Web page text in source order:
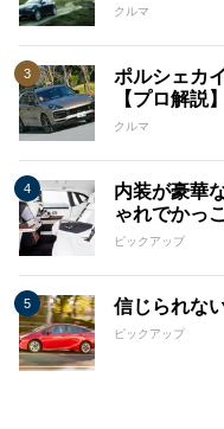
クルマ
ポルシェカ
【プロ解説】
クルマ
内装が豪華
ゃれでかっ
ピックアップ
信じられな
ピックアップ